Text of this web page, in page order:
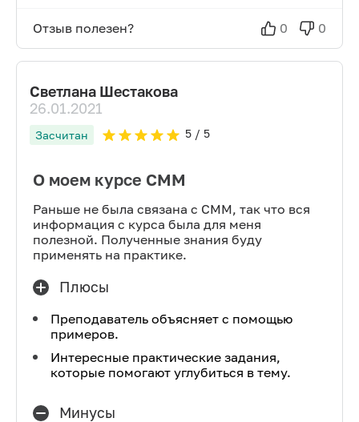
Отзыв полезен? 0 0
Светлана Шестакова
26.01.2021
Засчитан 5/ 5
О моем курсе СММ
Раньше не была связана с СММ, так что вся
информация с курса была для меня
полезной. Полученные знания буду
применять на практике.
Плюсы
Преподаватель объясняет с помощью
примеров.
Интересные практические задания,
которые помогают углубиться в тему.
Минусы